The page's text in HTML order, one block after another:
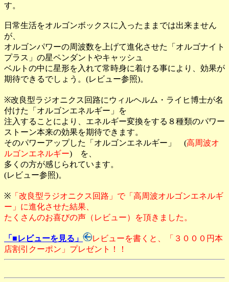
す。
日常生活をオルゴンボックスに入ったままでは出来ません
が、
オルゴンパワーの周波数を上げて進化させた「オルゴナイト
プラス」の星ペンダントやキャッシュ
ベルトの中に星形を入れて常時身に着ける事により、効果が
期待できるでしょう。(レビュー参照)。
※改良型ラジオニクス回路にウィルヘルム・ライヒ博士が名
付けた「オルゴンエネルギー」を
注入することにより、エネルギー変換をする８種類のパワー
ストーン本来の効果を期待できます。
そのパワーアップした「オルゴンエネルギー」 (高周波オ
ルゴンエネルギー) を、
多くの方が感じられています。
(レビュー参照)。
※ 「改良型ラジオニクス回路」で「高周波オルゴンエネルギ
ー」に進化させた結果、
たくさんのお喜びの声（レビュー）を頂きました。
「■レビューを見る」
レビューを書くと、「３０００円本
店割引クーポン」プレゼント！！